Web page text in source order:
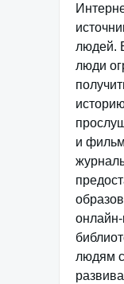
людей.
люди
и
людям